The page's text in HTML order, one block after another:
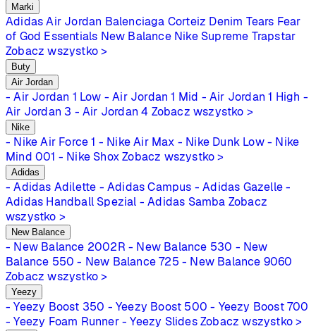
Marki
Adidas Air Jordan Balenciaga Corteiz Denim Tears Fear
of God Essentials New Balance Nike Supreme Trapstar
Zobacz wszystko >
Buty
Air Jordan
- Air Jordan 1 Low - Air Jordan 1 Mid - Air Jordan 1 High -
Air Jordan 3 - Air Jordan 4 Zobacz wszystko >
Nike
- Nike Air Force 1 - Nike Air Max - Nike Dunk Low - Nike
Mind 001 - Nike Shox Zobacz wszystko >
Adidas
- Adidas Adilette - Adidas Campus - Adidas Gazelle -
Adidas Handball Spezial - Adidas Samba Zobacz
wszystko >
New Balance
- New Balance 2002R - New Balance 530 - New
Balance 550 - New Balance 725 - New Balance 9060
Zobacz wszystko >
Yeezy
- Yeezy Boost 350 - Yeezy Boost 500 - Yeezy Boost 700
- Yeezy Foam Runner - Yeezy Slides Zobacz wszystko >